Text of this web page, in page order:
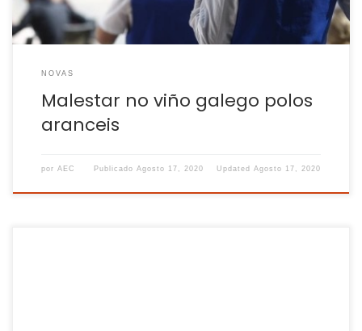
NOVAS
Malestar no viño galego polos
aranceis
por AEC PublicadoAgosto 17, 2020 UpdatedAgosto 17, 2020